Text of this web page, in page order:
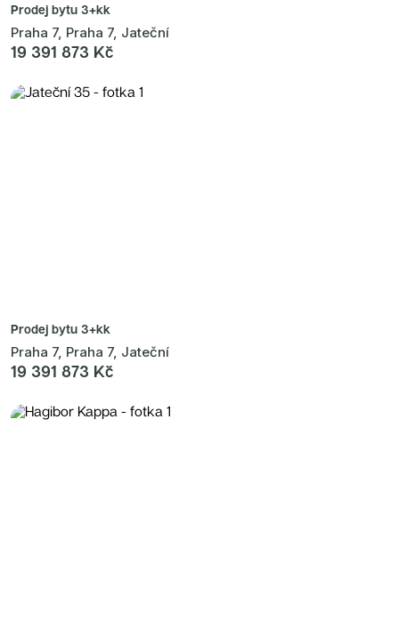
Prodej bytu 3+kk
Praha 7, Praha 7, Jateční
19 391 873 Kč
Prodej bytu 3+kk
Praha 7, Praha 7, Jateční
19 391 873 Kč